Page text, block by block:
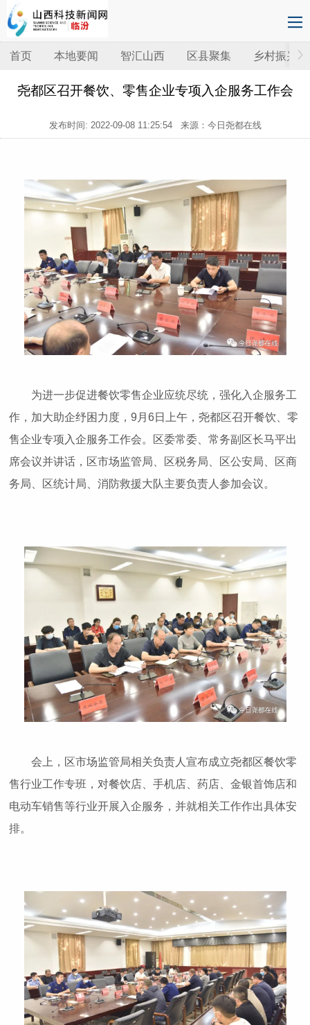
首页 本地要闻 智汇山西 区县聚集 乡村振兴
尧都区召开餐饮、零售企业专项入企服务工作会
发布时间: 2022-09-08 11:25:54来源：今日尧都在线
为进一步促进餐饮零售企业应统尽统，强化入企服务工
作，加大助企纾困力度，9月6日上午，尧都区召开餐饮、零
售企业专项入企服务工作会。区委常委、常务副区长马平出
席会议并讲话，区市场监管局、区税务局、区公安局、区商
务局、区统计局、消防救援大队主要负责人参加会议。
会上，区市场监管局相关负责人宣布成立尧都区餐饮零
售行业工作专班，对餐饮店、手机店、药店、金银首饰店和
电动车销售等行业开展入企服务，并就相关工作作出具体安
排。